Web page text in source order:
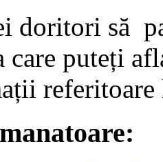
doritori să
puteți
referitoare